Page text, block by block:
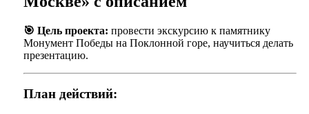
🎯 Цель проекта: провести экскурсию к памятнику
Монумент Победы на Поклонной горе, научиться делать
презентацию.
План действий: